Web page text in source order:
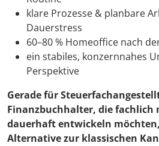
klare Prozesse & planbare
Dauerstress
60–80 % Homeoffice nach
ein stabiles, konzernnahes
Perspektive
Gerade für
Finanzbuchhalter, die fachlich
dauerhaft entwickeln
Alternative zur klassischen